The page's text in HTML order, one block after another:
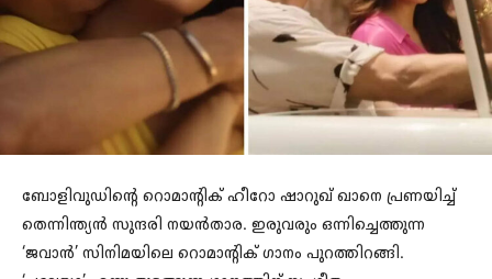
ബോളിവുഡിന്റെ റൊമാന്റിക് ഹീറോ ഷാറുഖ് ഖാനെ പ്രണയിച്ച്
തെന്നിന്ത്യന്‍ സുന്ദരി നയന്‍താര. ഇരുവരും ഒന്നിച്ചെത്തുന്ന
‘ജവാന്‍’ സിനിമയിലെ റൊമാന്റിക് ഗാനം പുറത്തിറങ്ങി.